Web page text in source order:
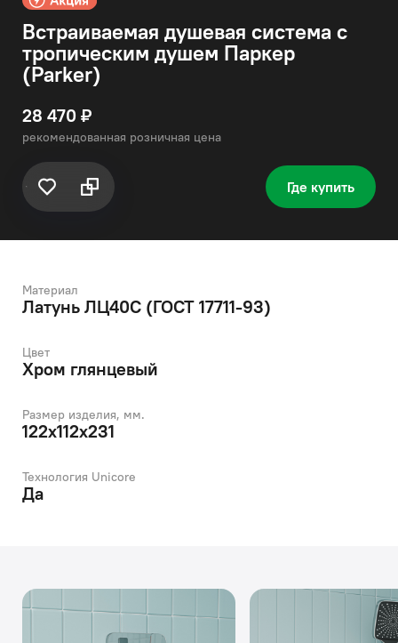
Встраиваемая душевая система с
тропическим душем Паркер
(Parker)
28 470 ₽
рекомендованная розничная цена
Где купить
Материал
Латунь ЛЦ40C (ГОСТ 17711-93)
Цвет
Хром глянцевый
Размер изделия, мм.
122х112х231
Технология Unicore
Да